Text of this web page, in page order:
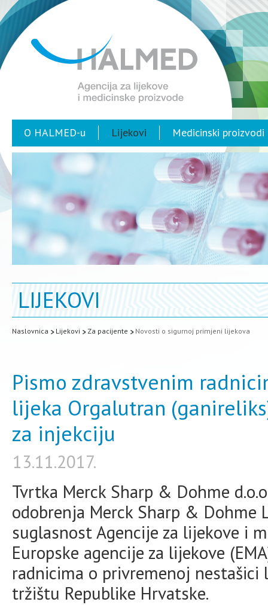
O HALMED-u Lijekovi Medicinski proizvodi
LIJEKOVI
Naslovnica Lijekovi Za pacijente Novosti o sigurnoj primjeni lijekova
Pismo zdravstvenim
lijeka Orgalutran
za injekciju
13.11.2017.
Tvrtka Merck Sharp & Dohme
odobrenja Merck Sharp & Dohme
suglasnost Agencije za lijekove i
Europske agencije za lijekove
radnicima o privremenoj
tržištu Republike Hrvatske.